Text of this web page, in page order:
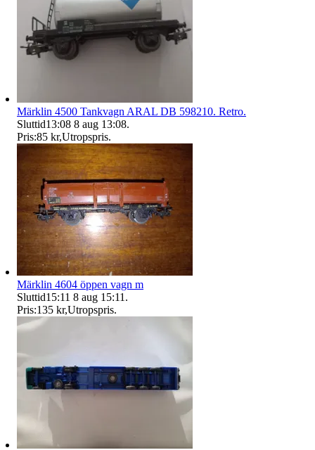
Märklin 4500 Tankvagn ARAL DB 598210. Retro.
Sluttid13:08 8 aug 13:08.
Pris:85 kr,Utropspris.
Märklin 4604 öppen vagn m
Sluttid15:11 8 aug 15:11 .
Pris:135 kr,Utropspris.